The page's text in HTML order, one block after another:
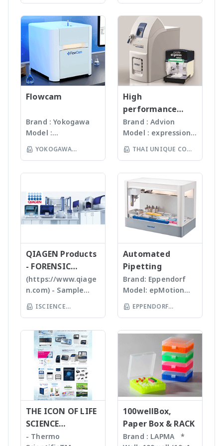
under
ISO13485:2016
standard facility.
Gunster’s advanced
manufacturing
process continually
monitors the
quality of products
testing ensures
Gunster products
DNase, Human DNA
and Endotoxin-free.
We specializing in
plastic injection and
post modification
of plastics; this
allows us to provide
and reasonable
price products to
researcher of the
world **มี
หลากหลายรุ่นสามารถใช้
ร่วมกับเครื่อง qPCR ได้
Microorganism, Soil,
Faeces, Tissues,
Plant, Hair, Bone,
Seeds ได้ละเอียดภายใน
เวลาไม่เกินหนึ่งนาที ขึ้น
กับรุ่นของเครื่องบด ซึ่งมี
เทคโนโลยีหลากหลายให้
เลือก รวมถึงมีเครื่องรุ่น
Automated
workstation ซึ่ง
สามารถบดตัวอย่างได้ถึง
(www.omni-inc.com)
Rotor-stator
homogenizers เป็น
เครื่องบดแบบมือถือ ใช้
Probes ที่มีขนาดและ
ความคมต่างๆ กันขึ้นกับ
ชนิดและปริมาณของ
samples เหมาะสำหรับ
Tissues, Soft plants
or Emulsion samples
homogenizers อาศัย
คลื่นเสียงในการทำให้
ตัวอย่างละเอียด โดยใช้
Tips ที่มีขนาดต่างๆ กัน
เหมาะสำหรับ Bacteria,
accelerate enzyme
and chemical
reactions, degas
liquids and shear
DNA Bead mill
homogenizers เป็น
เทคโนโลยีใหม่ล่าสุดใน
การบดตัวอย่าง โดยใช้
เม็ด Bead ชนิดและ
ขนาดต่างๆ กันขึ้นกับ
TECHNOLOGY CO
LTD
Flowcam
Brand : Yokogawa
Model :
Flowcam8000
Imaging particle
งบันทึกภาพคุณภาพสูง
และซอฟแวร์ช่วยในการ
วิเคราะห์ผลที่ผู้ใช้งานจะ
จำนวน รูปร่างและค่า
ข้อมูลทางสถิติที่สำคัญ
เพื่อทำออกมาเป็น
รายงานผลการวิเคราะห์
ได้สะดวกรวดเร็วและถูก
YOKOGAWA
(THAILAND) CO LTD
High
performance
compact mass
spectrometer
Brand : Advion
Model : expression®
S/L With
electrospray (ESI)
pressure chemical
ionization (APCI) ion
sources and a mass
range of m/z 10 –
2000 units, the
expressionS is a
versatile, compact
mass detector
designed with the
chemist in mind.
Features Reaction
monitoring • For
batch and flow
chemistry • Fast
compound
identification and
purity
determination •
Little or no sample
preparation
required with many
novel sample
interfaces
Purification For
THAI UNIQUE CO
LTD
QIAGEN Products
- FORENSIC
SCIENCE
(https://www.qiage
n.com) - Sample
preparation -
Homogenizer,
Tissuelyser LT,
TissueLyser II,
Automated DNA
extraction, QIAcube
, EZ1 advanced/EZ1
advanced XL,
QIAsymphony -
Assay set up & DNA
quantification -
Liquid handling
robot (QIAgility),
ISCIENCE
TECHNOLOGY CO
LTD
Automated
Pipetting
Brand: Eppendorf
Model: epMotion
5075 The
Eppendorf line of
automated liquid
handling systems is
designed to help
you automate
routine pipetting
tasks to free up
your time. Not only
is the epMotion one
of the most
accurate pipetting
stations on the
EPPENDORF
(THAILAND) CO LTD
THE ICON OF LIFE
SCIENCE
INNOVATION
- Thermo
100wellBox,
Paper Box & RACK
Brand : LAPMA *